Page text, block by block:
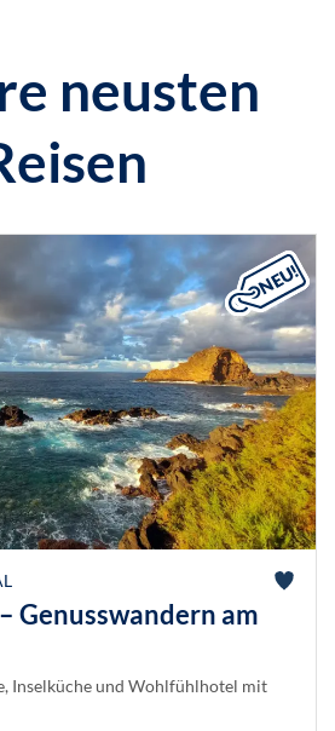
neusten
Genusswandern am
Inselküche und Wohlfühlhotel mit